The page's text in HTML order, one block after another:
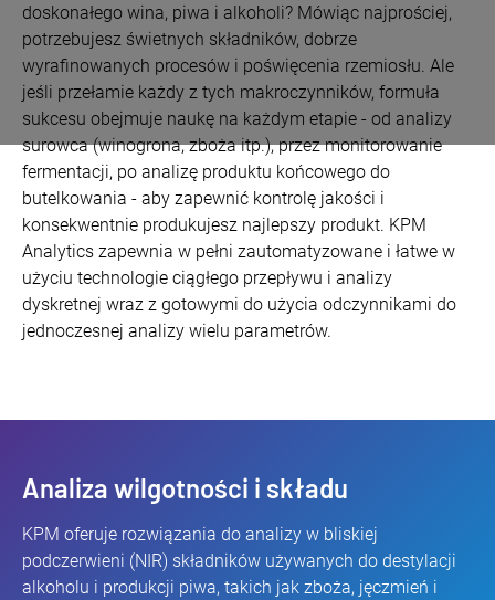
doskonałego wina, piwa i alkoholi? Mówiąc najprościej,
potrzebujesz świetnych składników, dobrze
wyrafinowanych procesów i poświęcenia rzemiosłu. Ale
jeśli przełamie każdy z tych makroczynników, formuła
sukcesu obejmuje naukę na każdym etapie - od analizy
surowca (winogrona, zboża itp.), przez monitorowanie
fermentacji, po analizę produktu końcowego do
butelkowania - aby zapewnić kontrolę jakości i
konsekwentnie produkujesz najlepszy produkt. KPM
Analytics zapewnia w pełni zautomatyzowane i łatwe w
użyciu technologie ciągłego przepływu i analizy
dyskretnej wraz z gotowymi do użycia odczynnikami do
jednoczesnej analizy wielu parametrów.
Analiza wilgotności i składu
KPM oferuje rozwiązania do analizy w bliskiej
podczerwieni (NIR) składników używanych do destylacji
alkoholu i produkcji piwa, takich jak zboża, jęczmień i